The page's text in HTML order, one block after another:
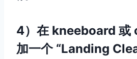
4）在 kneeboard
加一个 “Landing